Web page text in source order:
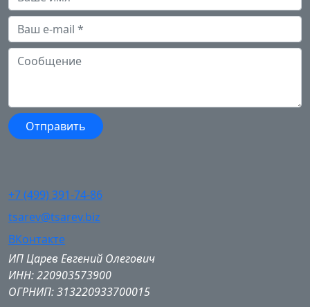
+7 (499) 391-74-86
tsarev@tsarev.biz
ВКонтакте
ИП Царев Евгений Олегович
ИНН: 220903573900
ОГРНИП: 313220933700015